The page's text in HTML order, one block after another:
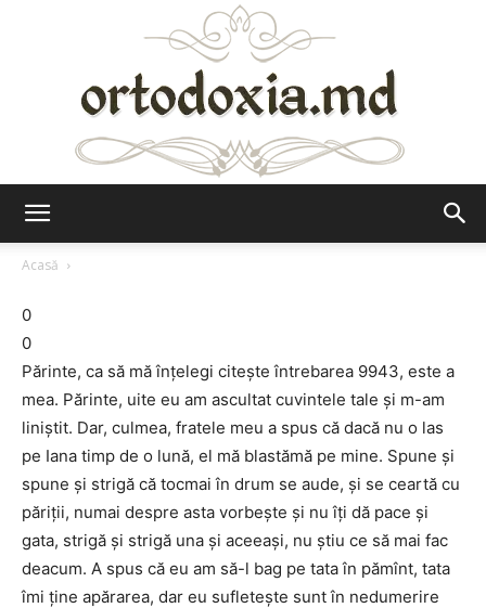
Acasă
0
0
Părinte, ca să mă înţelegi citeşte întrebarea 9943, este a
mea. Părinte, uite eu am ascultat cuvintele tale şi m-am
liniştit. Dar, culmea, fratele meu a spus că dacă nu o las
pe Iana timp de o lună, el mă blastămă pe mine. Spune şi
spune şi strigă că tocmai în drum se aude, şi se ceartă cu
păriţii, numai despre asta vorbeşte şi nu îţi dă pace şi
gata, strigă şi strigă una şi aceeaşi, nu ştiu ce să mai fac
deacum. A spus că eu am să-l bag pe tata în pămînt, tata
îmi ţine apărarea, dar eu sufleteşte sunt în nedumerire